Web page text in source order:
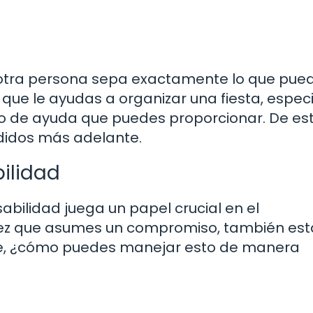
persona sepa exactamente lo que
le ayudas a organizar una fiesta,
ayuda que puedes proporcionar. De
más adelante.
juega un papel crucial en el
que asumes un compromiso, también
¿cómo puedes manejar esto de manera